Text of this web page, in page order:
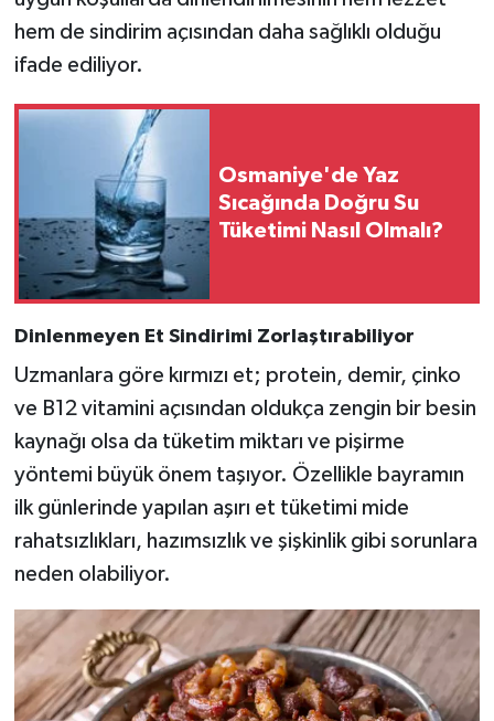
hem de sindirim açısından daha sağlıklı olduğu
ifade ediliyor.
Osmaniye'de Yaz
Sıcağında Doğru Su
Tüketimi Nasıl Olmalı?
Dinlenmeyen Et Sindirimi Zorlaştırabiliyor
Uzmanlara göre kırmızı et; protein, demir, çinko
ve B12 vitamini açısından oldukça zengin bir besin
kaynağı olsa da tüketim miktarı ve pişirme
yöntemi büyük önem taşıyor. Özellikle bayramın
ilk günlerinde yapılan aşırı et tüketimi mide
rahatsızlıkları, hazımsızlık ve şişkinlik gibi sorunlara
neden olabiliyor.